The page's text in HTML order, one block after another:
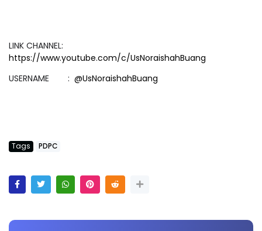
LINK CHANNEL:
https://www.youtube.com/c/UsNoraishahBuang
USERNAME : @UsNoraishahBuang
Tags PDPC